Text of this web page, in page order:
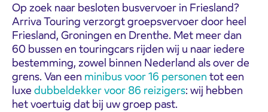
Op zoek naar besloten busvervoer in Friesland?
Arriva Touring verzorgt groepsvervoer door heel
Friesland, Groningen en Drenthe. Met meer dan
60 bussen en touringcars rijden wij u naar iedere
bestemming, zowel binnen Nederland als over de
grens. Van een minibus voor 16 personen tot een
luxe dubbeldekker voor 86 reizigers: wij hebben
het voertuig dat bij uw groep past.